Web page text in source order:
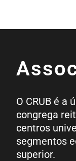
O CRUB é a
congrega
centros
segmentos
superior.